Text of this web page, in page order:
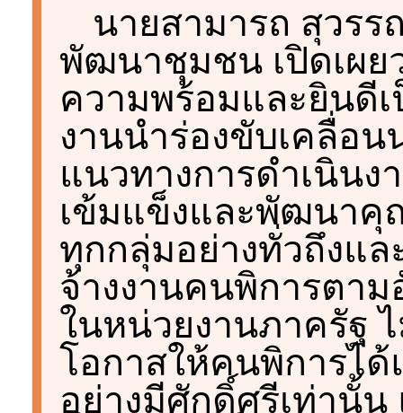
นายสามารถ สุวร
พัฒนาชุมชน เปิดเผ
ความพร้อมและยินดีเ
งานนำร่องขับเคลื่อ
แนวทางการดำเนินง
เข้มแข็งและพัฒนาคุ
ทุกกลุ่มอย่างทั่วถึงแล
จ้างงานคนพิการตา
ในหน่วยงานภาครัฐ
โอกาสให้คนพิการไ
อย่างมีศักดิ์ศรีเท่านั้น